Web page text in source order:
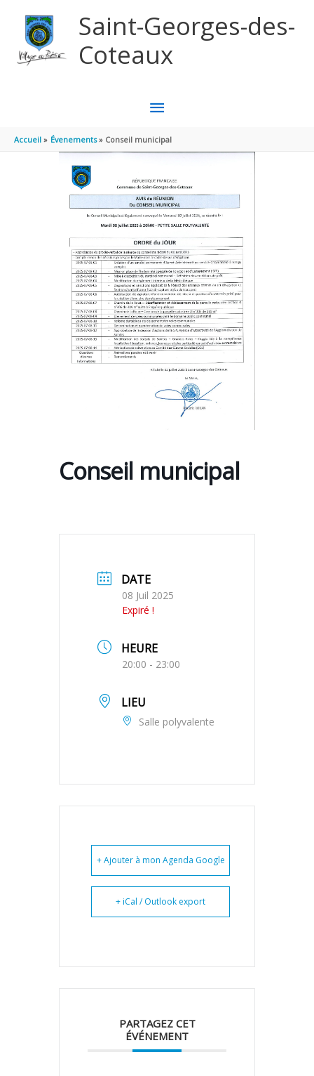
Saint-Georges-des-
Coteaux
MENU
PRINCIPAL
Accueil Évenements Conseil municipal
Conseil municipal
DATE
08 Juil 2025
Expiré !
HEURE
20:00 - 23:00
LIEU
Salle polyvalente
+ Ajouter à mon Agenda Google
+ iCal / Outlook export
PARTAGEZ CET
ÉVÉNEMENT